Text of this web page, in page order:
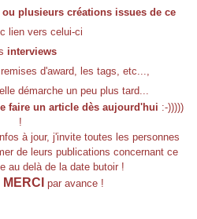
plusieurs créations issues de ce
lien vers celui-ci
interviews
d'award, les tags, etc...,
démarche un peu plus tard...
faire un article dès aujourd'hui :-)))))
!
à jour, j'invite toutes les personnes
de leurs publications concernant ce
au delà de la date butoir !
par avance !